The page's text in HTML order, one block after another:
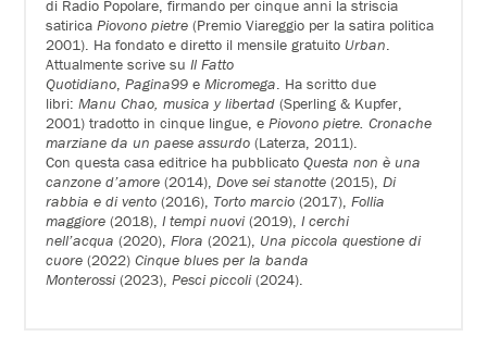
di Radio Popolare, firmando per cinque anni la striscia
satiricaPiovono pietre (Premio Viareggio per la satira politica
2001). Ha fondato e diretto il mensile gratuito Urban
Attualmente scrive suIl Fatto
Quotidiano ,Pagina99 eMicromega . Ha scritto due
libri:Manu Chao, musica y libertad (Sperling & Kupfer,
2001) tradotto in cinque lingue, ePiovono pietre. Cronache
marziane da un paese assurdo (Laterza, 2011).
Con questa casa editrice ha pubblicatoQuesta non è una
canzone d’amore(2014),Dove sei stanotte(2015),Di
rabbia e di vento(2016), Torto marcio(2017),Follia
maggiore(2018),I tempi nuovi(2019),I cerchi
nell’acqua(2020),Flora(2021), Una piccola questione di
cuore(2022)Cinque blues per la banda
Monterossi(2023),Pesci piccoli(2024).